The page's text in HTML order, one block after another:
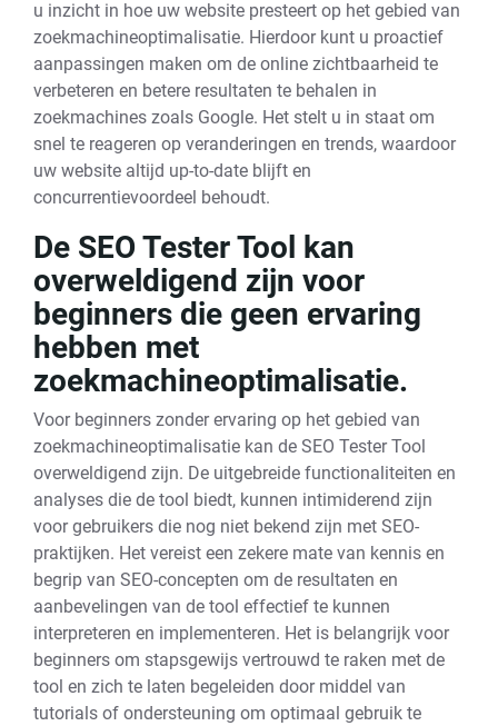
u inzicht in hoe uw website presteert op het gebied van
zoekmachineoptimalisatie. Hierdoor kunt u proactief
aanpassingen maken om de online zichtbaarheid te
verbeteren en betere resultaten te behalen in
zoekmachines zoals Google. Het stelt u in staat om
snel te reageren op veranderingen en trends, waardoor
uw website altijd up-to-date blijft en
concurrentievoordeel behoudt.
De SEO Tester Tool kan
overweldigend zijn voor
beginners die geen ervaring
hebben met
zoekmachineoptimalisatie.
Voor beginners zonder ervaring op het gebied van
zoekmachineoptimalisatie kan de SEO Tester Tool
overweldigend zijn. De uitgebreide functionaliteiten en
analyses die de tool biedt, kunnen intimiderend zijn
voor gebruikers die nog niet bekend zijn met SEO-
praktijken. Het vereist een zekere mate van kennis en
begrip van SEO-concepten om de resultaten en
aanbevelingen van de tool effectief te kunnen
interpreteren en implementeren. Het is belangrijk voor
beginners om stapsgewijs vertrouwd te raken met de
tool en zich te laten begeleiden door middel van
tutorials of ondersteuning om optimaal gebruik te